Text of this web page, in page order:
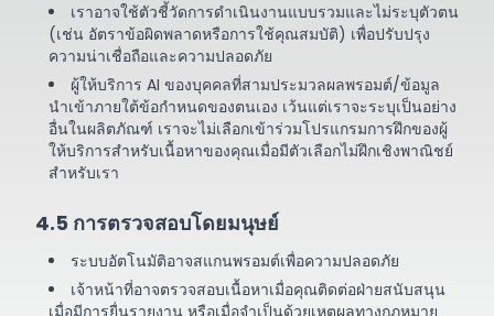
เราอาจใช้ตัวชี้วัดการดำเนินงานแบบรวมและไม่ระบุตัวตน
(เช่น อัตราข้อผิดพลาดหรือการใช้คุณสมบัติ) เพื่อปรับปรุง
ความน่าเชื่อถือและความปลอดภัย
ผู้ให้บริการ AI ของบุคคลที่สามประมวลผลพรอมต์/ข้อมูล
นำเข้าภายใต้ข้อกำหนดของตนเอง เว้นแต่เราจะระบุเป็นอย่าง
อื่นในผลิตภัณฑ์ เราจะไม่เลือกเข้าร่วมโปรแกรมการฝึกของผู้
ให้บริการสำหรับเนื้อหาของคุณเมื่อมีตัวเลือกไม่ฝึกเชิงพาณิชย์
สำหรับเรา
4.5 การตรวจสอบโดยมนุษย์
ระบบอัตโนมัติอาจสแกนพรอมต์เพื่อความปลอดภัย
เจ้าหน้าที่อาจตรวจสอบเนื้อหาเมื่อคุณติดต่อฝ่ายสนับสนุน
เมื่อมีการยื่นรายงาน หรือเมื่อจำเป็นด้วยเหตุผลทางกฎหมาย